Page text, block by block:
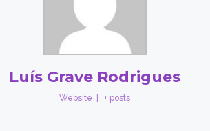
Luís Grave Rodrigues
Website + posts